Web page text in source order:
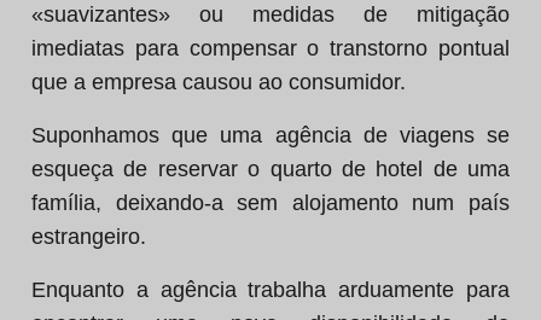
«suavizantes» ou medidas de mitigação
imediatas para compensar o transtorno pontual
que a empresa causou ao consumidor.
Suponhamos que uma agência de viagens se
esqueça de reservar o quarto de hotel de uma
família, deixando-a sem alojamento num país
estrangeiro.
Enquanto a agência trabalha arduamente para